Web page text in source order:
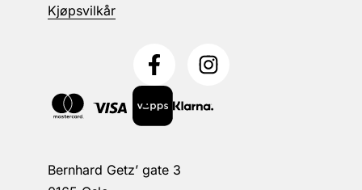
Bernhard Getz’ gate 3
Kjøpsvilkår